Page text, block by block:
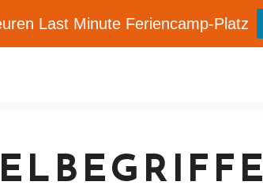
Last Minute Feriencamp-Platz